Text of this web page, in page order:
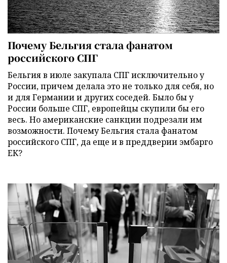
Почему Бельгия стала фанатом
российского СПГ
Бельгия в июле закупала СПГ исключительно у
России, причем делала это не только для себя, но
и для Германии и других соседей. Было бы у
России больше СПГ, европейцы скупили бы его
весь. Но американские санкции подрезали им
возможности. Почему Бельгия стала фанатом
российского СПГ, да еще и в преддверии эмбарго
ЕК?